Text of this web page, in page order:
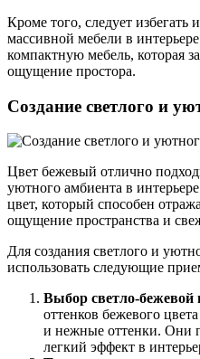
Кроме того, следует избегать
массивной мебели в
компактную мебель, которая
ощущение простора.
Создание светлого и
Цвет бежевый отлично
уютного амбиента в
цвет, который способен
ощущение пространства и
Для создания светлого и
использовать следующие
Выбор светло-бежевой
оттенков бежевого
и нежные оттенки. Они
легкий эффект в